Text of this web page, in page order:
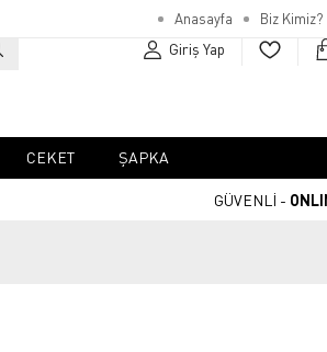
Anasayfa Biz Kimiz?
Giriş Yap
CEKET ŞAPKA
GÜVENLİ -